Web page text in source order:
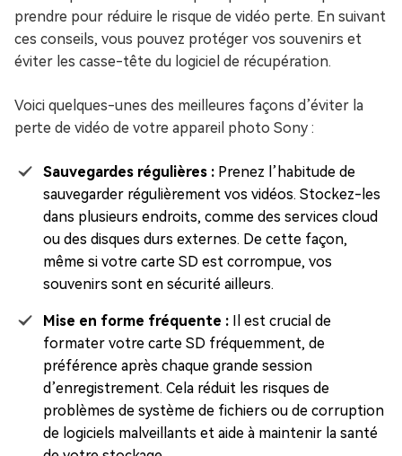
prendre pour réduire le risque de vidéo perte. En suivant
ces conseils, vous pouvez protéger vos souvenirs et
éviter les casse-tête du logiciel de récupération.
Voici quelques-unes des meilleures façons d’éviter la
perte de vidéo de votre appareil photo Sony :
Sauvegardes régulières : Prenez l’habitude de
sauvegarder régulièrement vos vidéos. Stockez-les
dans plusieurs endroits, comme des services cloud
ou des disques durs externes. De cette façon,
même si votre carte SD est corrompue, vos
souvenirs sont en sécurité ailleurs.
Mise en forme fréquente : Il est crucial de
formater votre carte SD fréquemment, de
préférence après chaque grande session
d’enregistrement. Cela réduit les risques de
problèmes de système de fichiers ou de corruption
de logiciels malveillants et aide à maintenir la santé